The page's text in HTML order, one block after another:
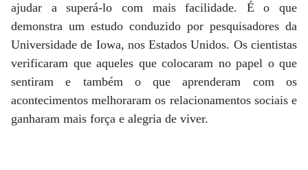
ajudar a superá-lo com mais facilidade. É o que
demonstra um estudo conduzido por pesquisadores da
Universidade de Iowa, nos Estados Unidos. Os cientistas
verificaram que aqueles que colocaram no papel o que
sentiram e também o que aprenderam com os
acontecimentos melhoraram os relacionamentos sociais e
ganharam mais força e alegria de viver.